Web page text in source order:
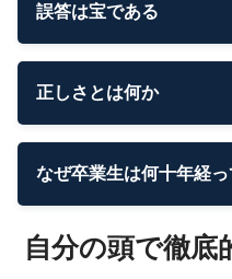
誤答は宝である
正しさとは何か
なぜ卒業生は何十年経
自分の頭で徹底